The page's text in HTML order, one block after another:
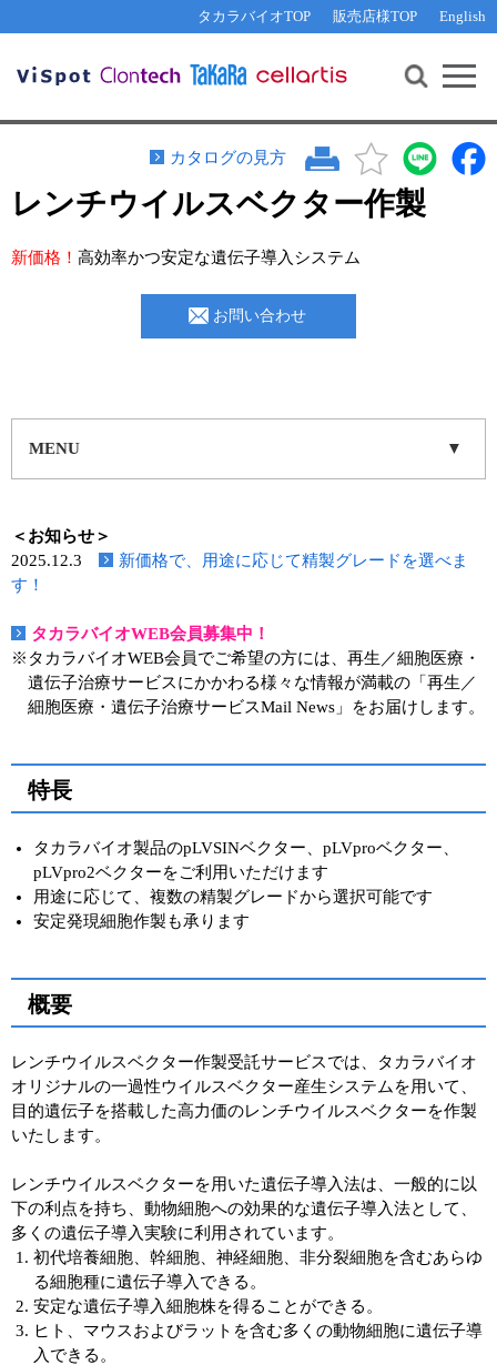
タカラバイオTOP 販売店様TOP English
機能解析・サイレンシング
核酸抽出・精製・標識
テクニカルサポートライン
その他 ライセンスに関するご相談
遺伝子組換え生物該当製品
研究支援ツール
Cut-Site Navigator 制限酵素切断サイトの検索
In-Fusion Cloning プライマー設計
抗体検索サイト
リアルタイムPCR （インターカレーター法）
リアルタイムPCR（プローブ法）
ラーニングセンター
リアルタイムPCR実験ガイド
遺伝子検査ガイド（食品・水質・家畜他）
NGSポータルサイト
幹細胞・再生医療研究ガイド
細胞選択ガイド
エピジェネティクス実験ガイド
RNAi実験ガイド
アプリケーションノート
プロトコール集
ユーザーズボイス集
動画ライブラリー
Q&A
お問い合わせ WEB会員登録
カタログの見方
レンチウイルスベクター作製
新価格！ 高効率かつ安定な遺伝子導入システム
お問い合わせ
MENU
＜お知らせ＞
2025.12.3
新価格で、用途に応じて精製グレードを選べま
す！
タカラバイオWEB会員募集中！
※タカラバイオWEB会員でご希望の方には、再生／細胞医療・
遺伝子治療サービスにかかわる様々な情報が満載の「再生／
細胞医療・遺伝子治療サービスMail News」をお届けします。
特長
タカラバイオ製品のpLVSINベクター、pLVproベクター、
pLVpro2ベクターをご利用いただけます
用途に応じて、複数の精製グレードから選択可能です
安定発現細胞作製も承ります
概要
レンチウイルスベクター作製受託サービスでは、タカラバイオ
オリジナルの一過性ウイルスベクター産生システムを用いて、
目的遺伝子を搭載した高力価のレンチウイルスベクターを作製
いたします。
レンチウイルスベクターを用いた遺伝子導入法は、一般的に以
下の利点を持ち、動物細胞への効果的な遺伝子導入法として、
多くの遺伝子導入実験に利用されています。
初代培養細胞、幹細胞、神経細胞、非分裂細胞を含むあらゆ
る細胞種に遺伝子導入できる。
安定な遺伝子導入細胞株を得ることができる。
ヒト、マウスおよびラットを含む多くの動物細胞に遺伝子導
入できる。